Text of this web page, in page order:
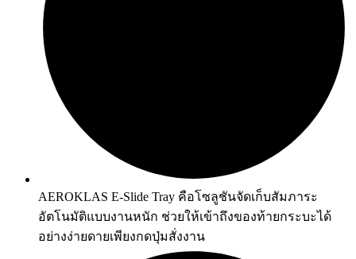
AEROKLAS E-Slide Tray คือโซลูชันจัดเก็บสัมภาระ
อัตโนมัติแบบงานหนัก ช่วยให้เข้าถึงของท้ายกระบะได้
อย่างง่ายดายเพียงกดปุ่มสั่งงาน